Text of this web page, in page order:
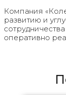
Компания
развитию и
оперативно